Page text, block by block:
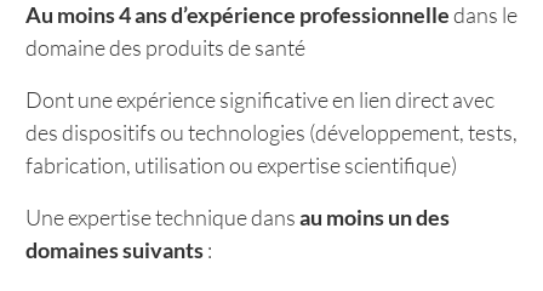
Au moins 4 ans d’expérience professionnelledans le
domaine des produits de santé
Dont une expérience significative en lien direct avec
des dispositifs ou technologies (développement, tests,
fabrication, utilisation ou expertise scientifique)
Une expertise technique dansau moins un des
domaines suivants: